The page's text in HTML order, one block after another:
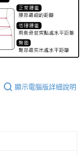
顯示電腦版詳細說明